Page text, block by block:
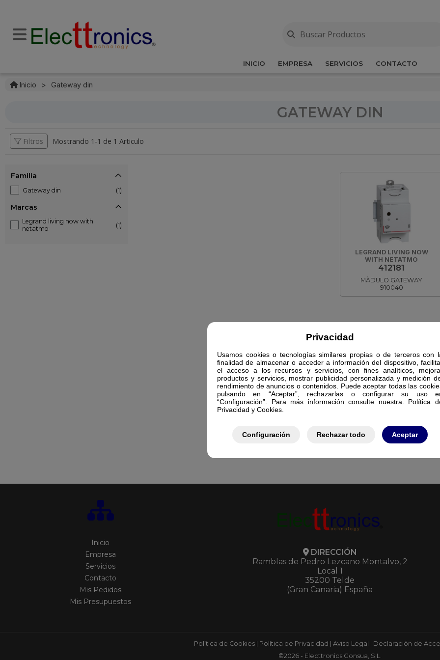
Privacidad
Usamos cookies o tecnologías similares propias o de terceros con
finalidad de almacenar o acceder a información del dispositivo,
el acceso a los recursos y servicios, con fines analíticos,
productos y servicios, mostrar publicidad personalizada y medición
rendimiento de anuncios o contenidos. Puede aceptar todas las
pulsando en “Aceptar”, rechazarlas o configurar su uso
“Configuración”. Para más información consulte nuestra. Política
Privacidad y Cookies.
Configuración Rechazar todo Aceptar
INICIO EMPRESA SERVICIOS CONTACTO
Inicio > Gateway din
GATEWAY DIN
Filtros Mostrando 1-1 de 1 Articulo
Familia
Gateway din (1)
Marcas
Legrand living now with
netatmo
(1)
LEGRAND LIVING NOW
WITH NETATMO
412181
MÀDULO GATEWAY
910040
Inicio
Empresa
Servicios
Contacto
Mis Pedidos
Mis Presupuestos
DIRECCIÓN
Ramblas de Pedro Lezcano Montalvo, 2
Local 1
35200 Telde
(Gran Canaria) España
Política de Cookies| Política de Privacidad Aviso Legal
Declaración de
©2026 - Electtronics Gonsua, S.L.